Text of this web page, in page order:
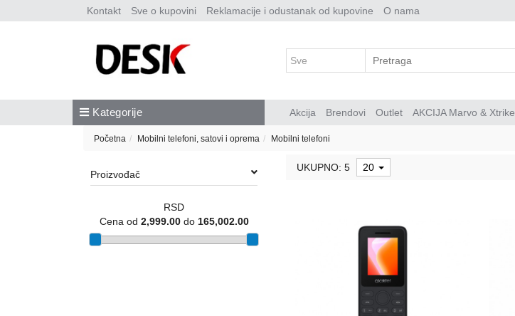
Kontakt Sve o kupovini Reklamacije i odustanak od kupovine O nama
Kategorije Akcija Brendovi Outlet AKCIJA Marvo & Xtrike
Početna Mobilni telefoni, satovi i oprema Mobilni telefoni
Proizvođač
RSD
Cena od 2,999.00do 165,002.00
UKUPNO: 5 20